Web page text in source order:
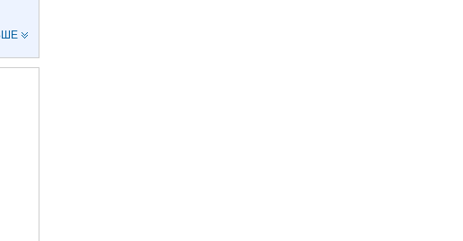
КВАРЕЛИ
ЦНОРИ